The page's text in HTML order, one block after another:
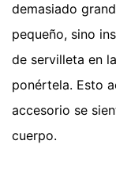
demasiado
pequeño, sino
de servilleta en
ponértela. Esto
accesorio se
cuerpo.